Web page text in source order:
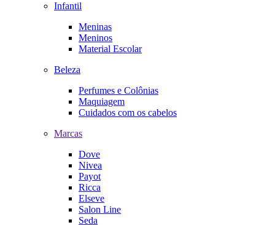
Infantil
Meninas
Meninos
Material Escolar
Beleza
Perfumes e Colônias
Maquiagem
Cuidados com os cabelos
Marcas
Dove
Nivea
Payot
Ricca
Elseve
Salon Line
Seda